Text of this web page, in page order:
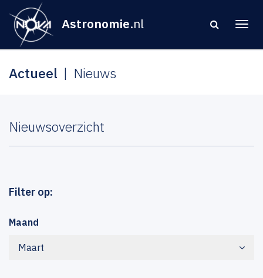
Astronomie.nl
Actueel Nieuws
Nieuwsoverzicht
Filter op:
Maand
Maart